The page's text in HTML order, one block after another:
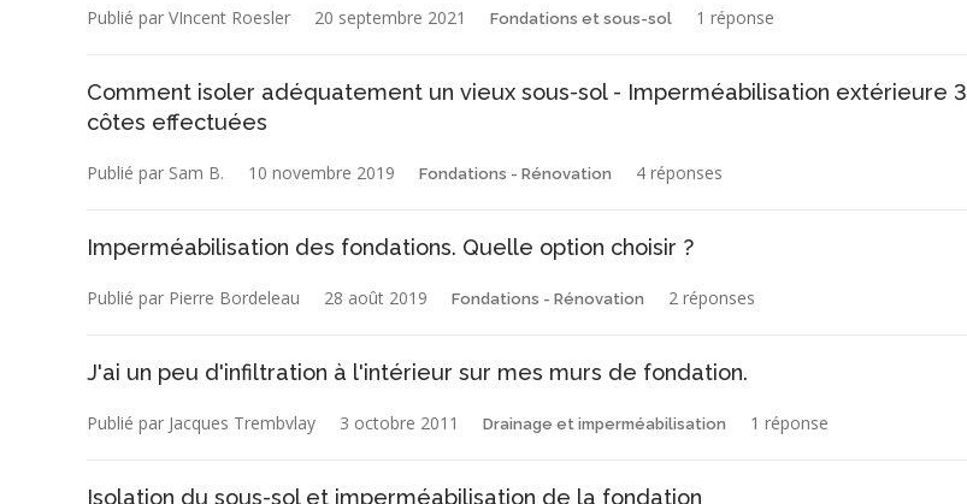
Publié par VIncent Roesler 20 septembre 2021 Fondations et sous-sol 1 réponse
Comment isoler adéquatement un vieux sous-sol - Imperméabilisation extérieure 3
côtes effectuées
Publié par Sam B. 10 novembre 2019 Fondations - Rénovation 4 réponses
Imperméabilisation des fondations. Quelle option choisir ?
Publié par Pierre Bordeleau 28 août 2019 Fondations - Rénovation 2 réponses
J'ai un peu d'infiltration à l'intérieur sur mes murs de fondation.
Publié par Jacques Trembvlay 3 octobre 2011 Drainage et imperméabilisation 1 réponse
Isolation du sous-sol et imperméabilisation de la fondation